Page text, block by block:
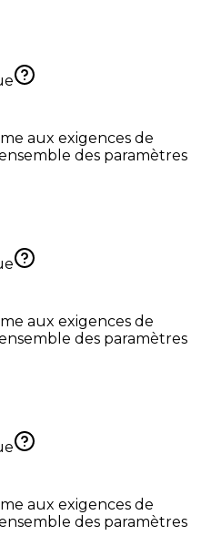
aux exigences de
des paramètres
aux exigences de
des paramètres
aux exigences de
des paramètres